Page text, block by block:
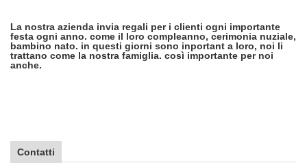
La nostra azienda invia regali per i clienti ogni importante
festa ogni anno. come il loro compleanno, cerimonia nuziale,
bambino nato. in questi giorni sono inportant a loro, noi li
trattano come la nostra famiglia. così importante per noi
anche.
Contatti